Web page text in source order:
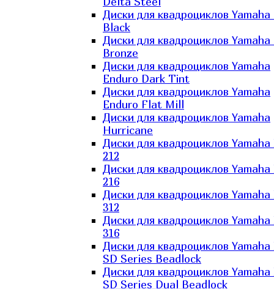
Диски для квадроциклов
Black
Диски для квадроциклов
Bronze
Диски для квадроциклов Yamaha
Enduro Dark Tint
Диски для квадроциклов Yamaha
Enduro Flat Mill
Диски для квадроциклов Yamaha
Hurricane
Диски для квадроциклов
212
Диски для квадроциклов
216
Диски для квадроциклов
312
Диски для квадроциклов
316
Диски для квадроциклов
SD Series Beadlock
Диски для квадроциклов
SD Series Dual Beadlock